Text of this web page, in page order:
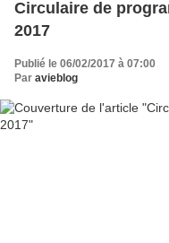
Circulaire de
2017
Publié le 06/02/2017 à 07:00
Par avieblog